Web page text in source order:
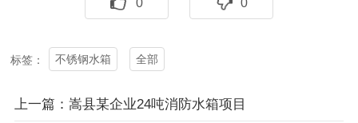
标签： 不锈钢水箱 全部
上一篇：嵩县某企业24吨消防水箱项目